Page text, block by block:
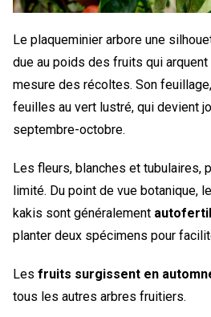
Le plaqueminier arbore une
due au poids des fruits qui
mesure des récoltes. Son
feuilles au vert lustré, qui devient
septembre-octobre.
Les fleurs, blanches et tubulaires,
limité. Du point de vue botanique,
kakis sont généralement
planter deux spécimens pour
Les fruits surgissent en
tous les autres arbres fruitiers.